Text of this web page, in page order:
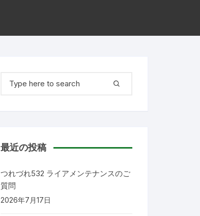
最近の投稿
つれづれ532 ライアメンテナンスのご
質問
2026年7月17日